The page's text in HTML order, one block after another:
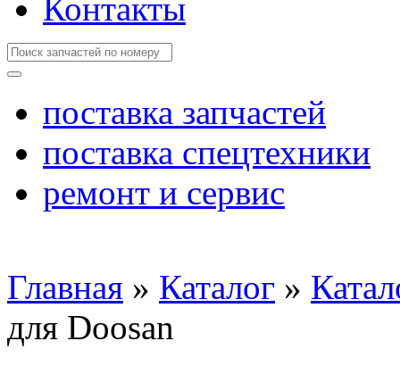
Контакты
поставка запчастей
поставка спецтехники
ремонт и сервис
Главная » Каталог »
для Doosan